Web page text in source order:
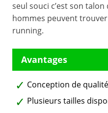
seul souci c’est son
hommes peuvent
running.
Conception de qualité
Plusieurs tailles